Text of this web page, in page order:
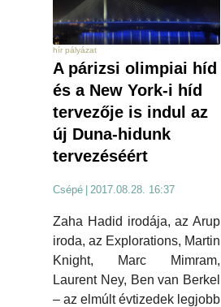
hír pályázat
A párizsi olimpiai híd
és a New York-i híd
tervezője is indul az
új Duna-hidunk
tervezéséért
Csépé 2017.08.28. 16:37
Zaha Hadid irodája, az Arup
iroda, az Explorations, Martin
Knight, Marc Mimram,
Laurent Ney, Ben van Berkel
– az elmúlt évtizedek legjobb